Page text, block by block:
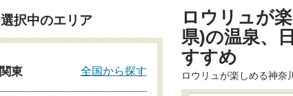
ロウリュが
県)の温泉、
すすめ
ロウリュが楽しめる神奈
選択中のエリア
関東 全国から探す